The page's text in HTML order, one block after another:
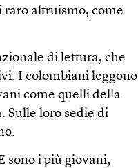
raro altruismo, come
di lettura, che
I colombiani leggono
come quelli della
Sulle loro sedie di
sono i più giovani,